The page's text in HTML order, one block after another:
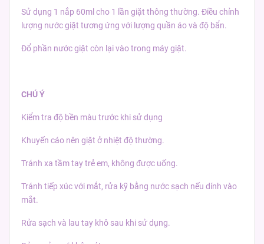
Sử dụng 1 nắp 60ml cho 1 lần giặt thông thường. Điều chỉnh
lượng nước giặt tương ứng với lượng quần áo và độ bẩn.
Đổ phần nước giặt còn lại vào trong máy giặt.
CHÚ Ý
Kiểm tra độ bền màu trước khi sử dụng
Khuyến cáo nên giặt ở nhiệt độ thường.
Tránh xa tầm tay trẻ em, không được uống.
Tránh tiếp xúc với mắt, rửa kỹ bằng nước sạch nếu dính vào
mắt.
Rửa sạch và lau tay khô sau khi sử dụng.